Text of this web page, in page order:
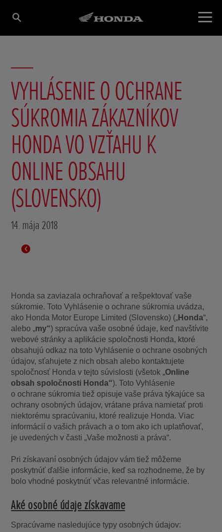
VYHLÁSENIE O OCHRANE
SÚKROMIA ZÁKAZNÍKOV
HONDA VO VZŤAHU K
ONLINE OBSAHU
(SLOVENSKO)
14. mája 2018
Honda sa zaviazala ochraňovať a rešpektovať vaše
súkromie. Toto Vyhlásenie o ochrane súkromia uvádza,
ako Honda Motor Europe Limited (Slovensko) („Honda“,
alebo „my“) spracúva vaše osobné údaje, keď navštívite
webové stránky a aplikácie spoločnosti Honda, ktoré
obsahujú odkaz na toto Vyhlásenie o ochrane osobných
údajov, sťahujete z nich obsah alebo kontaktujete
spoločnosť Honda v tejto súvislosti (všetok „Online
obsah spoločnosti Honda“). Toto Vyhlásenie
o ochrane súkromia tiež opisuje vaše práva týkajúce sa
ochrany osobných údajov, vrátane práva namietať proti
niektorému spracúvaniu, ktoré realizuje Honda. Viac
informácií o vašich právach a o tom ako ich uplatňovať,
je uvedených v časti „Vaše možnosti a práva“.
Pri získavaní osobných údajov vám tiež môžeme
poskytnúť ďalšie informácie, keď sa rozhodneme, že by
bolo vhodné poskytnúť včas relevantné informácie.
Aké osobné údaje získavame
Spracúvame nasledujúce typy osobných údajov: